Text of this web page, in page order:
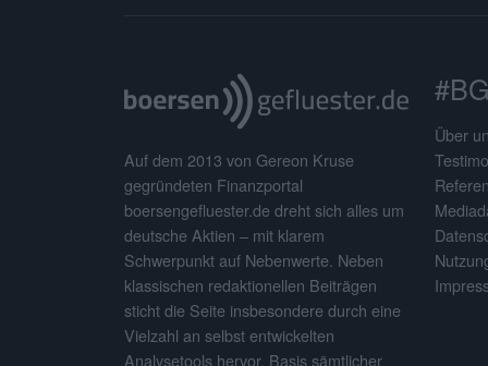
Auf dem 2013 von Gereon Kruse
gegründeten Finanzportal
boersengefluester.de dreht sich alles um
deutsche Aktien – mit klarem
Schwerpunkt auf Nebenwerte. Neben
klassischen redaktionellen Beiträgen
sticht die Seite insbesondere durch eine
Vielzahl an selbst entwickelten
Analysetools hervor. Basis sämtlicher
Über